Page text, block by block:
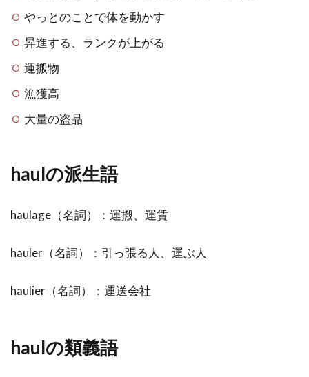
やっとのことで体を動かす
昇進する、ランクが上がる
運搬物
漁獲高
大量の盗品
haulの派生語
haulage（名詞）：運搬、運賃
hauler（名詞）：引っ張る人、運ぶ人
haulier（名詞）：運送会社
haulの類義語